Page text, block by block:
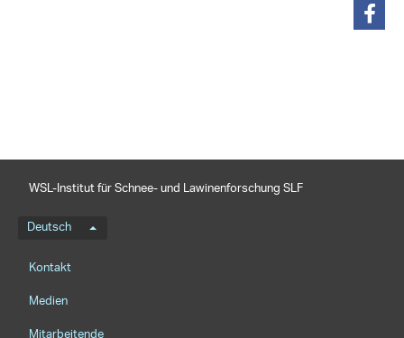
WSL-Institut für Schnee- und Lawinenforschung SLF
Sprachmenü
Deutsch
Footernavigation
Kontakt
Medien